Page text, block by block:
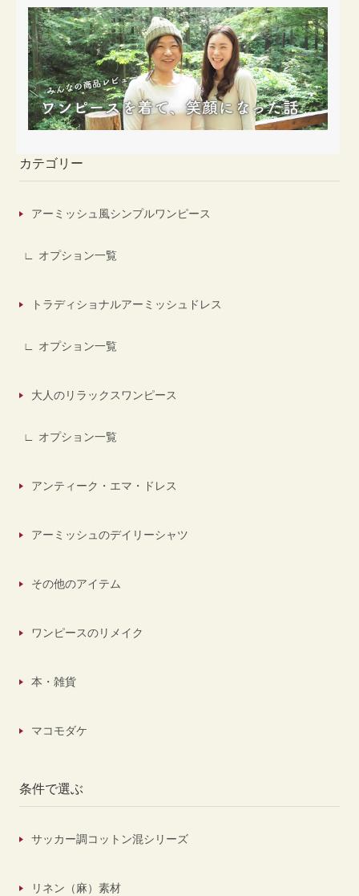
カテゴリー
アーミッシュ風シンプルワンピース
オプション一覧
トラディショナルアーミッシュドレス
オプション一覧
大人のリラックスワンピース
オプション一覧
アンティーク・エマ・ドレス
アーミッシュのデイリーシャツ
その他のアイテム
ワンピースのリメイク
本・雑貨
マコモダケ
条件で選ぶ
サッカー調コットン混シリーズ
リネン（麻）素材